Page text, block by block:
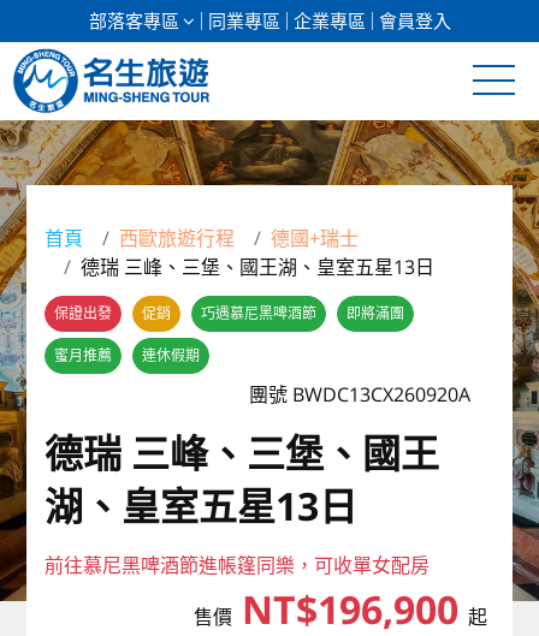
部落客專區 同業專區 企業專區 會員登入
清倉促銷
日本專館
郵輪假期
海島假期
韓國
東南亞
美加紐澳
歐洲
首頁 西歐旅遊行程
德國+瑞士
德瑞 三峰、三堡、國王湖、皇室五星13日
保證出發 促銷 巧遇慕尼黑啤酒節 即將滿團
蜜月推薦 連休假期
團號 BWDC13CX260920A
德瑞 三峰、三堡、國王
湖、皇室五星13日
前往慕尼黑啤酒節進帳篷同樂，可收單女配房
售價NT$196,900 起